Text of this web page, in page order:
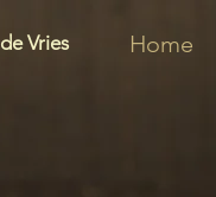
Vries Home